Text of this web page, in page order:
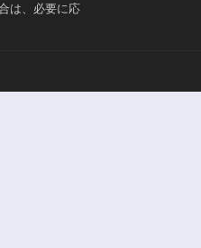
は、必要に応